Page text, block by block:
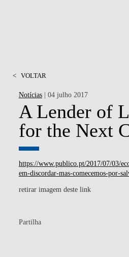
< VOLTAR
Notícias| 04 julho 2017
A Lender of
for the Next
https://www.publico.pt/2017/07/03/
em-discordar-mas-comecemos-por-
retirar imagem deste link
Partilha